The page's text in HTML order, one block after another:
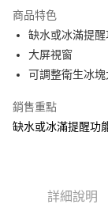
悠遊付
ATM付款
運送方式
宅配
每筆NT$150，滿
商品特色
缺水或冰滿提醒
大屏視窗
可調整衛生冰塊
銷售重點
缺水或冰滿提醒功
詳細說明